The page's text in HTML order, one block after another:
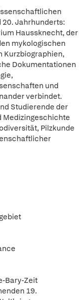
Jahrhunderts:
Haussknecht, der
mykologischen
Kurzbiographien,
Dokumentationen
und
verbindet.
Studierende der
Medizingeschichte
Pilzkunde
Bary-Zeit
19.